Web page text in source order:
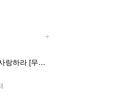
원수를 사랑하라 [무삭제판]